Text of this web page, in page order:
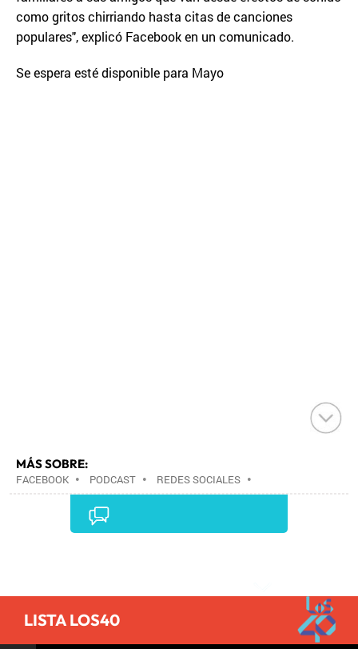
como gritos chirriando hasta citas de canciones
populares", explicó Facebook en un comunicado.
Se espera esté disponible para Mayo
MÁS SOBRE:
FACEBOOK • PODCAST • REDES SOCIALES •
ARCHIVOS MULTIMEDIA•INTERNET•EMPRESAS
•TELECOMUNICACIONES
COMUNICACIONES•
LISTA LOS40